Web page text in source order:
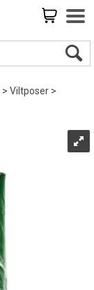
Viltposer>